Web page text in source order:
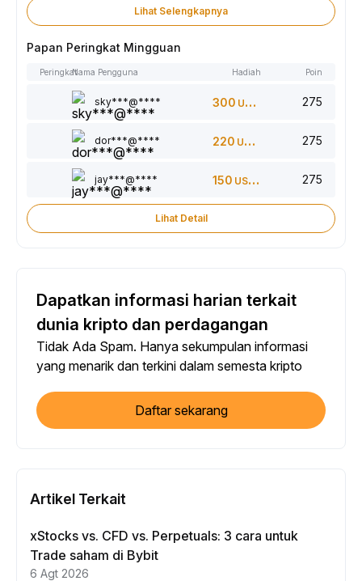
Lihat Selengkapnya
Papan Peringkat Mingguan
PeringkatNama Pengguna Hadiah Poin
sky***@**** 300 USDT 275
dor***@**** 220 USDT 275
jay***@**** 150 USDT 275
Lihat Detail
Dapatkan informasi harian terkait
dunia kripto dan perdagangan
Tidak Ada Spam. Hanya sekumpulan informasi
yang menarik dan terkini dalam semesta kripto
Daftar sekarang
Artikel Terkait
xStocks vs. CFD vs. Perpetuals: 3 cara untuk
Trade saham di Bybit
6 Agt 2026